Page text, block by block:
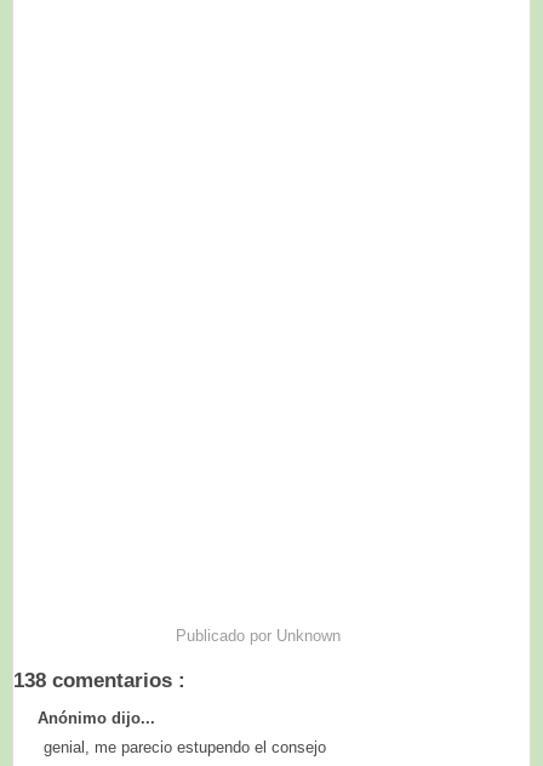
Publicado por Unknown
138 comentarios :
Anónimo dijo...
genial, me parecio estupendo el consejo